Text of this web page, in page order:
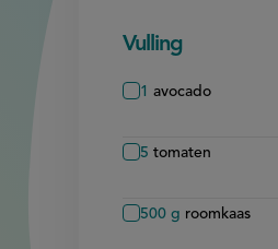
Vulling
1 avocado
5 tomaten
500 g roomkaas